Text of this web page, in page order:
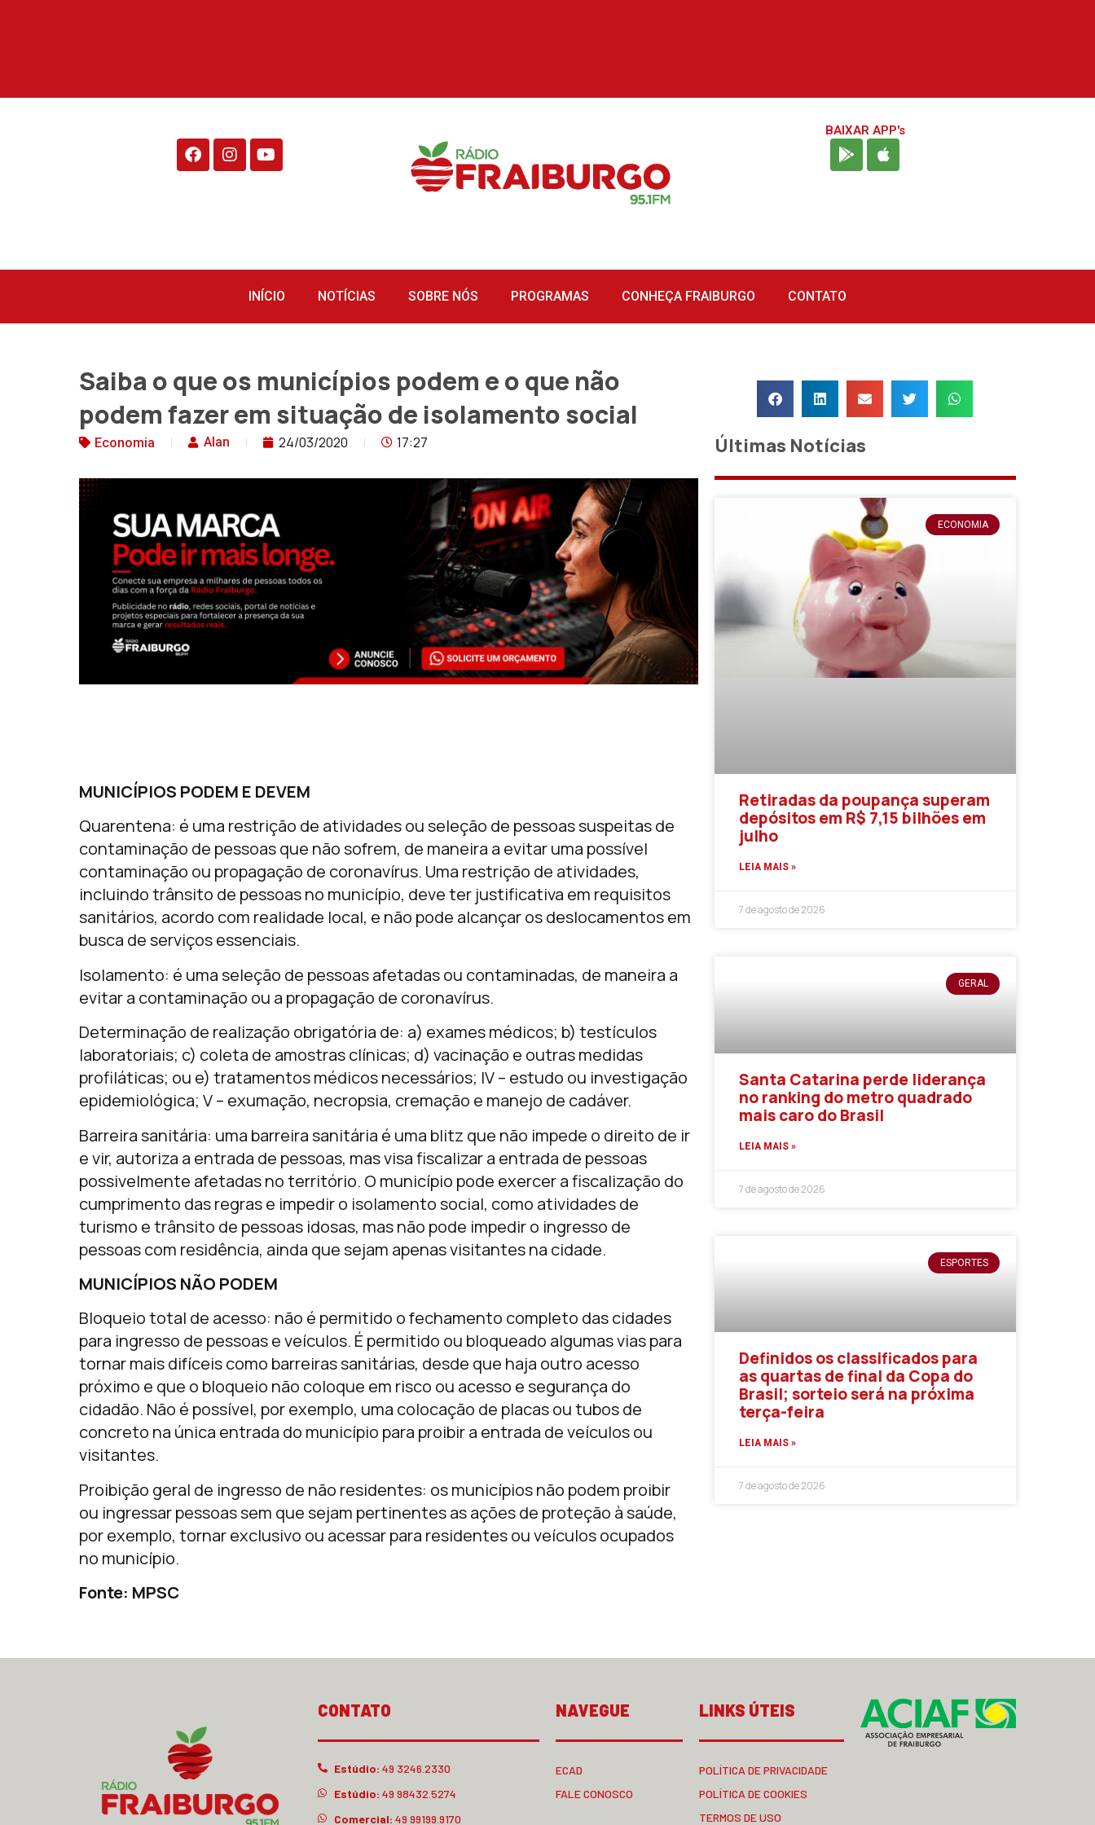
BAIXAR APP's
INÍCIO NOTÍCIAS SOBRE NÓS PROGRAMAS CONHEÇA FRAIBURGO CONTATO
Saiba o que os municípios podem e o que não
podem fazer em situação de isolamento social
Economia Alan 24/03/2020 17:27
MUNICÍPIOS PODEM E DEVEM
Quarentena: é uma restrição de atividades ou seleção de pessoas suspeitas de
contaminação de pessoas que não sofrem, de maneira a evitar uma possível
contaminação ou propagação de coronavírus. Uma restrição de atividades,
incluindo trânsito de pessoas no município, deve ter justificativa em requisitos
sanitários, acordo com realidade local, e não pode alcançar os deslocamentos em
busca de serviços essenciais.
Isolamento: é uma seleção de pessoas afetadas ou contaminadas, de maneira a
evitar a contaminação ou a propagação de coronavírus.
Determinação de realização obrigatória de: a) exames médicos; b) testículos
laboratoriais; c) coleta de amostras clínicas; d) vacinação e outras medidas
profiláticas; ou e) tratamentos médicos necessários; IV – estudo ou investigação
epidemiológica; V – exumação, necropsia, cremação e manejo de cadáver.
Barreira sanitária: uma barreira sanitária é uma blitz que não impede o direito de ir
e vir, autoriza a entrada de pessoas, mas visa fiscalizar a entrada de pessoas
possivelmente afetadas no território. O município pode exercer a fiscalização do
cumprimento das regras e impedir o isolamento social, como atividades de
turismo e trânsito de pessoas idosas, mas não pode impedir o ingresso de
pessoas com residência, ainda que sejam apenas visitantes na cidade.
MUNICÍPIOS NÃO PODEM
Bloqueio total de acesso: não é permitido o fechamento completo das cidades
para ingresso de pessoas e veículos. É permitido ou bloqueado algumas vias para
tornar mais difíceis como barreiras sanitárias, desde que haja outro acesso
próximo e que o bloqueio não coloque em risco ou acesso e segurança do
cidadão. Não é possível, por exemplo, uma colocação de placas ou tubos de
concreto na única entrada do município para proibir a entrada de veículos ou
visitantes.
Proibição geral de ingresso de não residentes: os municípios não podem proibir
ou ingressar pessoas sem que sejam pertinentes as ações de proteção à saúde,
por exemplo, tornar exclusivo ou acessar para residentes ou veículos ocupados
no município.
Fonte: MPSC
Últimas Notícias
ECONOMIA
Retiradas da poupança superam
depósitos em R$ 7,15 bilhões em
julho
LEIA MAIS »
7 de agosto de 2026
GERAL
Santa Catarina perde liderança
no ranking do metro quadrado
mais caro do Brasil
LEIA MAIS »
7 de agosto de 2026
ESPORTES
Definidos os classificados para
as quartas de final da Copa do
Brasil; sorteio será na próxima
terça-feira
LEIA MAIS »
7 de agosto de 2026
CONTATO
Estúdio: 49 3246.2330
Estúdio: 49 98432.5274
Comercial: 49 99199.9170
NAVEGUE
ECAD
FALE CONOSCO
LINKS ÚTEIS
POLÍTICA DE PRIVACIDADE
POLÍTICA DE COOKIES
TERMOS DE USO